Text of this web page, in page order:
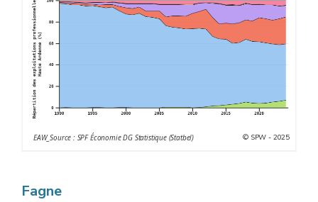
EAW_Source : SPF Économie DG Statistique (Statbel) © SPW - 2025
Fagne